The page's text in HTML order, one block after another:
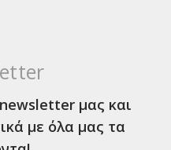
μας και
με όλα μας τα